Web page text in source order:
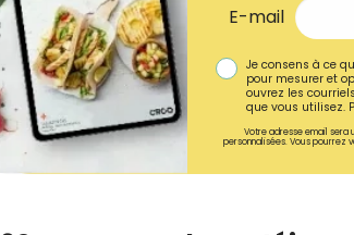
E-mail
Je consens à ce
pour mesurer et
ouvrez les
que vous utilisez.
Votre adresse email sera
personnalisées. Vous pourrez